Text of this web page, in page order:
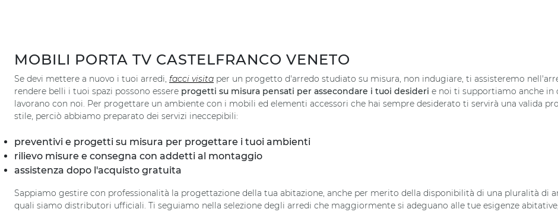
MOBILI PORTA TV CASTELFRANCO VENETO
Se devi mettere a nuovo i tuoi arredi, facci visita per un progetto d'arredo studiato su misura, non indugiare, ti assisteremo
rendere belli i tuoi spazi possono essere progetti su misura pensati per assecondare i tuoi desideri e noi ti supportiamo anche
lavorano con noi. Per progettare un ambiente con i mobili ed elementi accessori che hai sempre desiderato ti servirà una valida
stile, perciò abbiamo preparato dei servizi ineccepibili:
preventivi e progetti su misura per progettare i tuoi ambienti
rilievo misure e consegna con addetti al montaggio
assistenza dopo l'acquisto gratuita
Sappiamo gestire con professionalità la progettazione della tua abitazione, anche per merito della disponibilità di una pluralità
quali siamo distributori ufficiali. Ti seguiamo nella selezione degli arredi che maggiormente si adeguano alle tue esigenze